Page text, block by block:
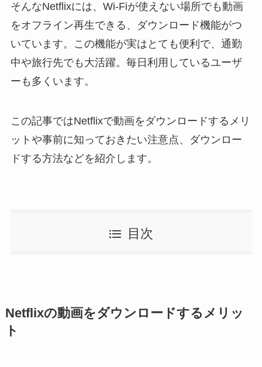
そんなNetflixには、Wi-Fiが使えない場所でも動画
をオフライン再生できる、ダウンロード機能がつ
いています。この機能が実はとても便利で、通勤
中や旅行先でも大活躍。毎日利用しているユーザ
ーも多くいます。
この記事ではNetflixで動画をダウンロードするメリ
ットや事前に知っておきたい注意点、ダウンロー
ドする方法などを紹介します。
目次
Netflixの動画をダウンロードするメリッ
ト